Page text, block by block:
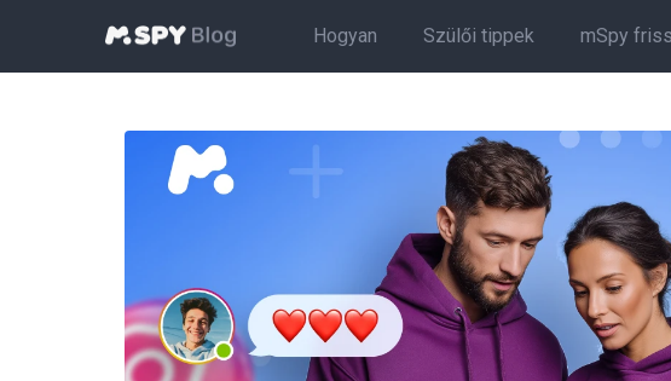
Hogyan Szülői tippek mSpy